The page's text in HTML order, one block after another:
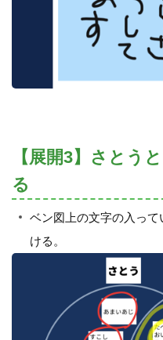
【展開3】さとう
る
ベン図上の文字の入っ
ける。